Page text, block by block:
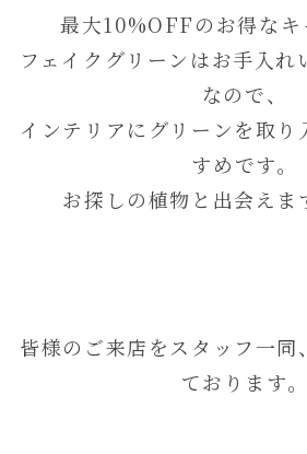
最大10%OFFのお得なキ
フェイクグリーンはお手入れ
なので、
インテリアにグリーンを取り
すめです。
お探しの植物と出会えま
皆様のご来店をスタッフ一同
ております。